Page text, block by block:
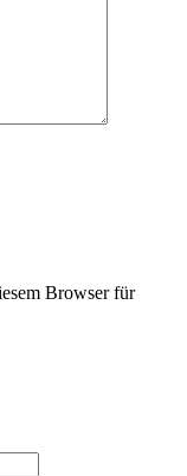
Browser für